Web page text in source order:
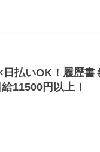
日払いOK！履歴
11500円以上！